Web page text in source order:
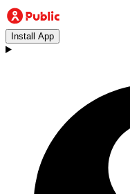
Install App